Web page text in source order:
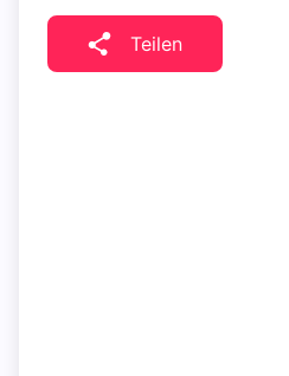
Teilen